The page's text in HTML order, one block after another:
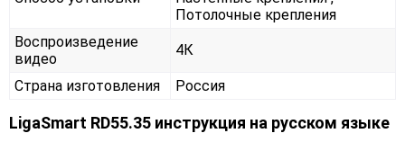
Потолочные крепления
Воспроизведение
видео
4К
Страна изготовления Россия
LigaSmart RD55.35 инструкция на русском языке